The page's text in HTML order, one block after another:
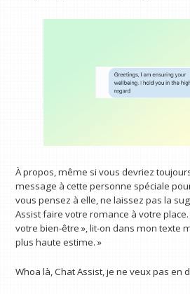
À propos, même si vous devriez
message à cette personne spéciale
vous pensez à elle, ne laissez pas la
Assist faire votre romance à votre
votre bien-être », lit-on dans mon texte
plus haute estime. »
Whoa là, Chat Assist, je ne veux pas en